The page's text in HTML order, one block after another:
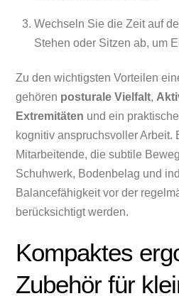
Wechseln Sie die Zeit auf
Stehen oder Sitzen ab, um
Zu den wichtigsten Vorteilen
gehören posturale Vielfalt,
Extremitäten und ein
kognitiv anspruchsvoller Arbeit.
Mitarbeitende, die subtile
Schuhwerk, Bodenbelag und
Balancefähigkeit vor der
berücksichtigt werden.
Kompaktes
Zubehör für